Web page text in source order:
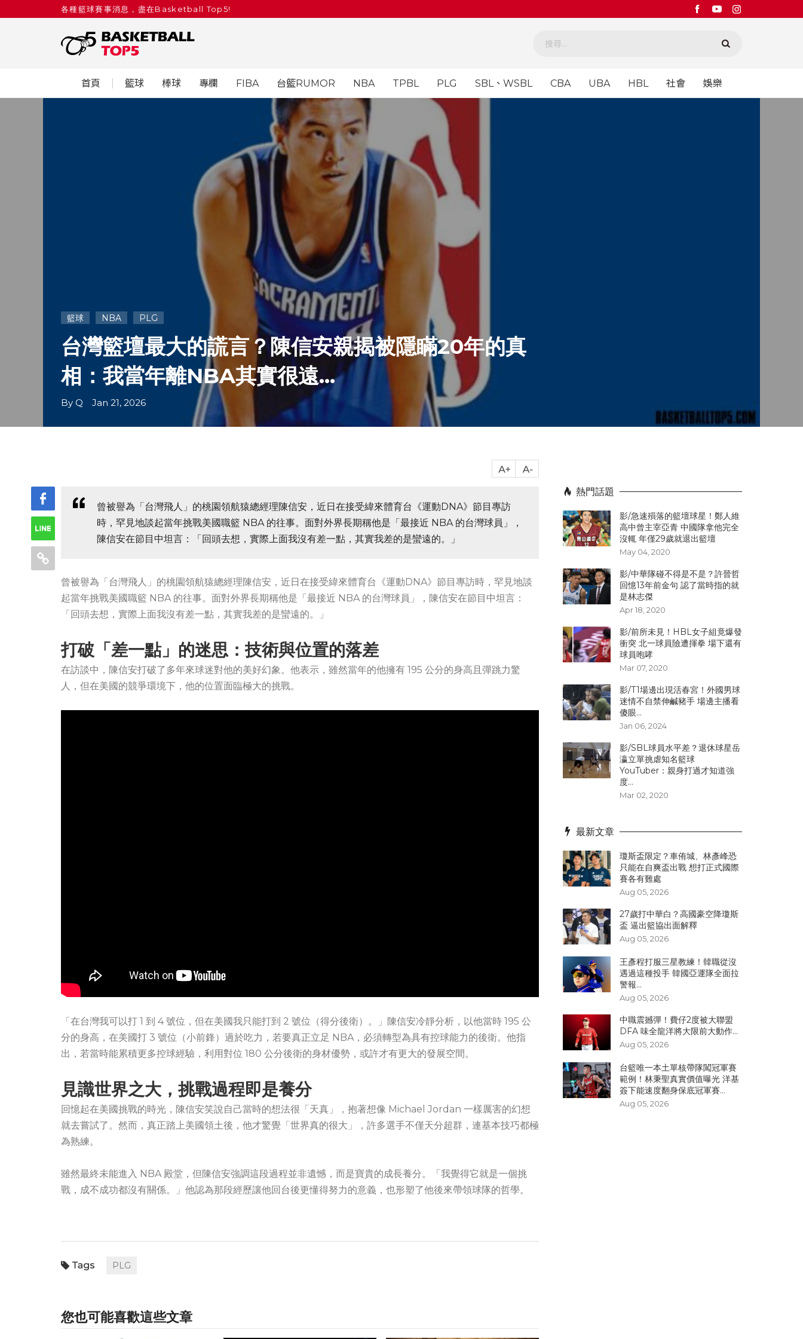
各種籃球賽事消息，盡在Basketball Top5!
首頁 籃球 棒球 專欄 FIBA 台籃RUMOR NBA TPBL PLG SBL、WSBL CBA UBA HBL 社會 娛樂
籃球 NBA PLG
台灣籃壇最大的謊言？陳信安親揭被隱瞞20年的真
相：我當年離NBA其實很遠...
By Q Jan 21, 2026
曾被譽為「台灣飛人」的桃園領航猿總經理陳信安，近日在接受緯來體育台《運動DNA》節目專訪
時，罕見地談起當年挑戰美國職籃 NBA 的往事。面對外界長期稱他是「最接近 NBA 的台灣球員」，
陳信安在節目中坦言：「回頭去想，實際上面我沒有差一點，其實我差的是蠻遠的。」
曾被譽為「台灣飛人」的桃園領航猿總經理陳信安，近日在接受緯來體育台《運動DNA》節目專訪時，罕見地談
起當年挑戰美國職籃 NBA 的往事。面對外界長期稱他是「最接近 NBA 的台灣球員」，陳信安在節目中坦言：
「回頭去想，實際上面我沒有差一點，其實我差的是蠻遠的。」
打破「差一點」的迷思：技術與位置的落差
在訪談中，陳信安打破了多年來球迷對他的美好幻象。他表示，雖然當年的他擁有 195 公分的身高且彈跳力驚
人，但在美國的競爭環境下，他的位置面臨極大的挑戰。
「在台灣我可以打 1 到 4 號位，但在美國我只能打到 2 號位（得分後衛）。」陳信安冷靜分析，以他當時 195 公
分的身高，在美國打 3 號位（小前鋒）過於吃力，若要真正立足 NBA，必須轉型為具有控球能力的後衛。他指
出，若當時能累積更多控球經驗，利用對位 180 公分後衛的身材優勢，或許才有更大的發展空間。
見識世界之大，挑戰過程即是養分
回憶起在美國挑戰的時光，陳信安笑說自己當時的想法很「天真」，抱著想像 Michael Jordan 一樣厲害的幻想
就去嘗試了。然而，真正踏上美國領土後，他才驚覺「世界真的很大」，許多選手不僅天分超群，連基本技巧都極
為熟練。
雖然最終未能進入 NBA 殿堂，但陳信安強調這段過程並非遺憾，而是寶貴的成長養分。「我覺得它就是一個挑
戰，成不成功都沒有關係。」他認為那段經歷讓他回台後更懂得努力的意義，也形塑了他後來帶領球隊的哲學。
PLG
您也可能喜歡這些文章
熱門話題
影/急速殞落的籃壇球星！鄭人維
高中曾主宰亞青 中國隊拿他完全
沒輒 年僅29歲就退出籃壇
May 04, 2020
影/中華隊碰不得是不是？許晉哲
回憶13年前金句 認了當時指的就
是林志傑
Apr 18, 2020
影/前所未見！HBL女子組竟爆發
衝突 北一球員險遭揮拳 場下還有
球員咆哮
Mar 07, 2020
影/T1場邊出現活春宮！外國男球
迷情不自禁伸鹹豬手 場邊主播看
傻眼...
Jan 06, 2024
影/SBL球員水平差？退休球星岳
瀛立單挑虐知名籃球
YouTuber：親身打過才知道強
度...
Mar 02, 2020
最新文章
瓊斯盃限定？車侑城、林彥峰恐
只能在自爽盃出戰 想打正式國際
賽各有難處
Aug 05, 2026
27歲打中華白？高國豪空降瓊斯
盃 逼出籃協出面解釋
Aug 05, 2026
王彥程打服三星教練！韓職從沒
遇過這種投手 韓國亞運隊全面拉
警報...
Aug 05, 2026
中職震撼彈！費仔2度被大聯盟
DFA 味全龍洋將大限前大動作...
Aug 05, 2026
台籃唯一本土單核帶隊闖冠軍賽
範例！林秉聖真實價值曝光 洋基
簽下能速度翻身保底冠軍賽...
Aug 05, 2026